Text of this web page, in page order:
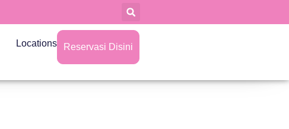
Locations Reservasi Disini